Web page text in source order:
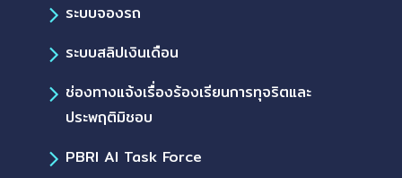
ระบบจองรถ
ระบบสลิปเงินเดือน
ช่องทางแจ้งเรื่องร้องเรียนการทุจริตและ
ประพฤติมิชอบ
PBRI AI Task Force